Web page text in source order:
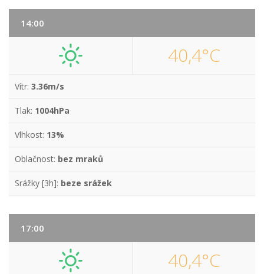
14:00
40,4°C
Vítr: 3.36m/s
Tlak: 1004hPa
Vlhkost: 13%
Oblačnost: bez mraků
Srážky [3h]: beze srážek
17:00
40,4°C